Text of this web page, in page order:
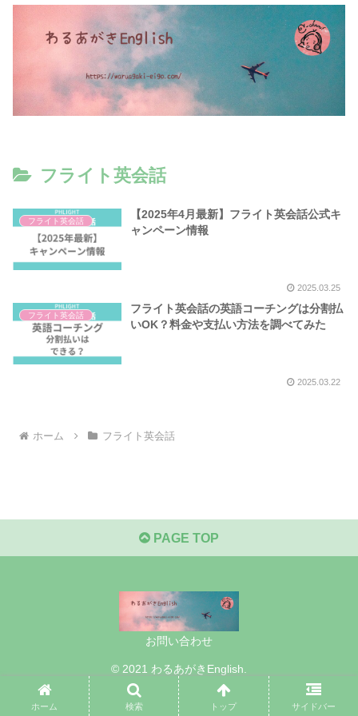
フライト英会話
フライト英会話
【2025年4月最新】フライト英会話公式キ
ャンペーン情報
2025.03.25
フライト英会話
フライト英会話の英語コーチングは分割払
いOK？料金や支払い方法を調べてみた
2025.03.22
ホーム フライト英会話
PAGE TOP
お問い合わせ
© 2021 わるあがきEnglish.
ホーム 検索 トップ サイドバー